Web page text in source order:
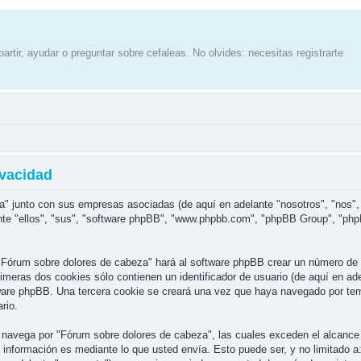
ayudar o preguntar sobre cefaleas. No olvides: necesitas registrarte
junto con sus empresas asociadas (de aquí en adelante "nosotros",
"ellos", "sus", "software phpBB", "www.phpbb.com", "phpBB Group",
sobre dolores de cabeza" hará al software phpBB crear un número
dos cookies sólo contienen un identificador de usuario (de aquí en
phpBB. Una tercera cookie se creará una vez que haya navegado por
por "Fórum sobre dolores de cabeza", las cuales exceden el
es mediante lo que usted envía. Esto puede ser, y no limitado